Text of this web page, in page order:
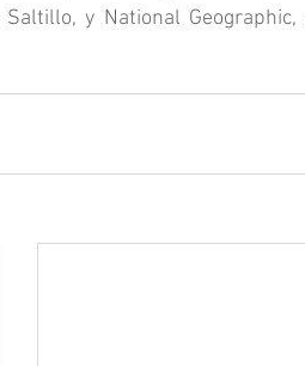
y National